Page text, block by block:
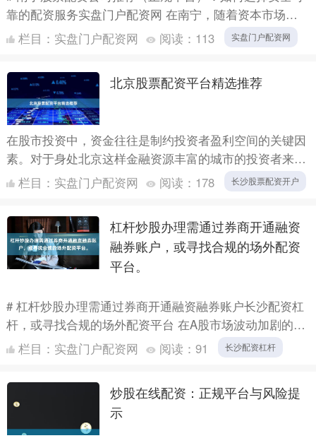
靠的配资服务实盘门户配资网 在南宁，随着资本市场的
活跃，越来越多的投资者开始关注股票配资这一杠杆工
具。然而，....
栏目： 实盘门户配资网 阅读： 113 实盘门户配资网
北京股票配资平台精选推荐
在股市投资中，资金往往是制约投资者盈利空间的关键因
素。对于身处北京这样金融资源丰富的城市的投资者来
说，股票配资平台的选择尤为重要。本文将为您精选推荐
几家北京地区....
栏目： 实盘门户配资网 阅读： 178 长沙股票配资开户
杠杆炒股办理需通过券商开通融资
融券账户，或寻找合规的场外配资
平台。
# 杠杆炒股办理需通过券商开通融资融券账户长沙配资杠
杆，或寻找合规的场外配资平台 在A股市场波动加剧的背
景下，越来越多投资者希望通过杠杆炒股放大收益。然
而，杠杆....
栏目： 实盘门户配资网 阅读： 91 长沙配资杠杆
炒股在线配资：正规平台与风险提
示